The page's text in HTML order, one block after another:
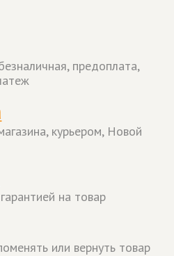
предоплата,
курьером, Новой
на товар
или вернуть товар